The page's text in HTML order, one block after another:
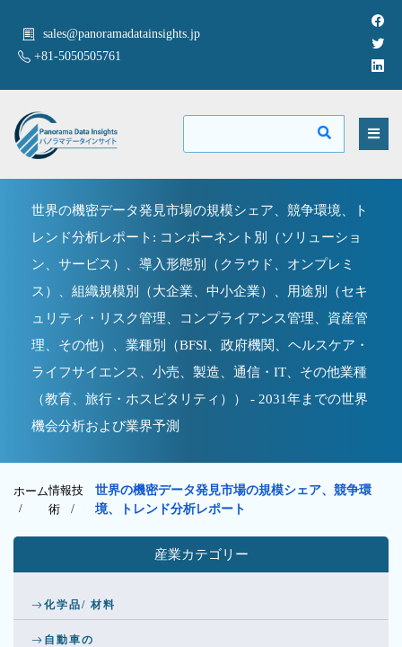
sales@panoramadatainsights.jp
+81-5050505761
世界の機密データ発見市場の規模シェア、競争環境、ト
レンド分析レポート: コンポーネント別（ソリューショ
ン、サービス）、導入形態別（クラウド、オンプレミ
ス）、組織規模別（大企業、中小企業）、用途別（セキ
ュリティ・リスク管理、コンプライアンス管理、資産管
理、その他）、業種別（BFSI、政府機関、ヘルスケア・
ライフサイエンス、小売、製造、通信・IT、その他業種
（教育、旅行・ホスピタリティ）） - 2031年までの世界
機会分析および業界予測
ホーム
/
情報技
術 /
世界の機密データ発見市場の規模シェア、競争環
境、トレンド分析レポート
産業カテゴリー
化学品/ 材料
自動車の